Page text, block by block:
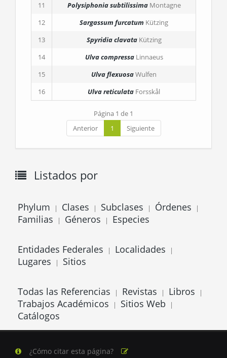
11
Polysiphonia subtilissima Montagne
12
Sargassum furcatum Kützing
13
Spyridia clavata Kützing
14
Ulva compressa Linnaeus
15
Ulva flexuosaWulfen
16
Ulva reticulata Forsskål
Página 1 de 1
Anterior
1 Siguiente
Listados por
Phylum | Clases | Subclases | Órdenes |
Familias | Géneros | Especies
Entidades Federales | Localidades |
Lugares | Sitios
Todas las Referencias | Revistas | Libros |
Trabajos Académicos | Sitios Web |
Catálogos
¿Cómo citar esta página?